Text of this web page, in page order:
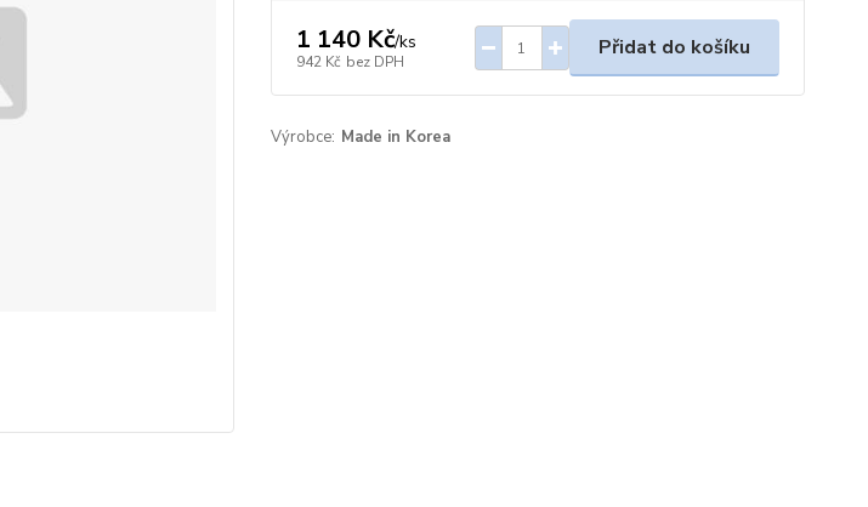
1 140 Kč/ks
942 Kč bez DPH
Přidat do košíku
Výrobce: Made in Korea